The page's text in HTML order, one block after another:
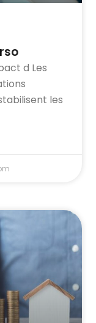
d Les
les